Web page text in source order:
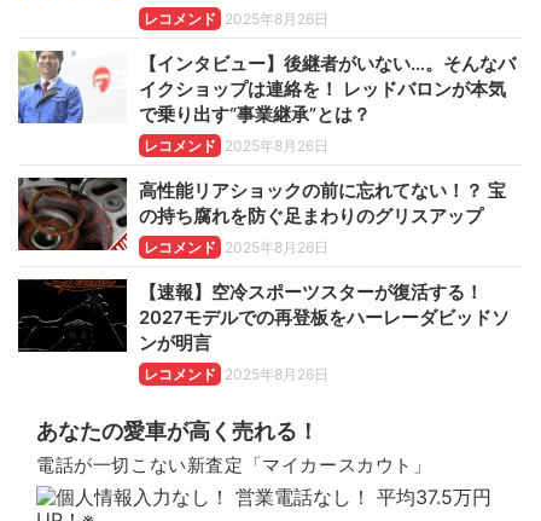
レコメンド 2025年8月26日
【インタビュー】後継者がいない…。そんなバ
イクショップは連絡を！ レッドバロンが本気
で乗り出す“事業継承”とは？
レコメンド 2025年8月26日
高性能リアショックの前に忘れてない！？ 宝
の持ち腐れを防ぐ足まわりのグリスアップ
レコメンド 2025年8月26日
【速報】空冷スポーツスターが復活する！
2027モデルでの再登板をハーレーダビッドソ
ンが明言
レコメンド 2025年8月26日
あなたの愛車が高く売れる！
電話が一切こない新査定「マイカースカウト」